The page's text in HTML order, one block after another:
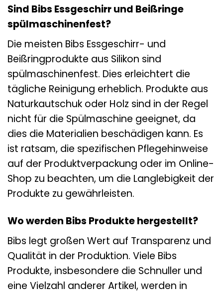
Sind Bibs Essgeschirr und Beißringe
spülmaschinenfest?
Die meisten Bibs Essgeschirr- und
Beißringprodukte aus Silikon sind
spülmaschinenfest. Dies erleichtert die
tägliche Reinigung erheblich. Produkte aus
Naturkautschuk oder Holz sind in der Regel
nicht für die Spülmaschine geeignet, da
dies die Materialien beschädigen kann. Es
ist ratsam, die spezifischen Pflegehinweise
auf der Produktverpackung oder im Online-
Shop zu beachten, um die Langlebigkeit der
Produkte zu gewährleisten.
Wo werden Bibs Produkte hergestellt?
Bibs legt großen Wert auf Transparenz und
Qualität in der Produktion. Viele Bibs
Produkte, insbesondere die Schnuller und
eine Vielzahl anderer Artikel, werden in